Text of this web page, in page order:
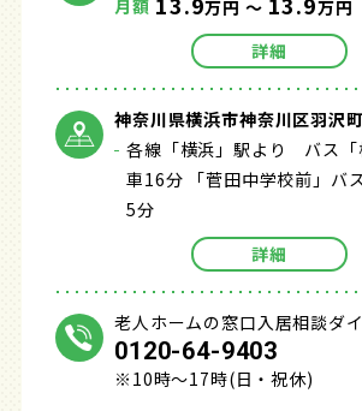
月額
万円 ～
万円
詳細
神奈川県横浜市神奈川区羽沢
各線「横浜」駅より バス「
車16分 「菅田中学校前」
5分
詳細
老人ホームの窓口入居相談ダ
0120-64-9403
※10時～17時(日・祝休)